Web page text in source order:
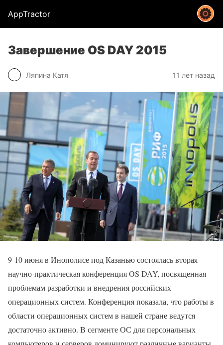
AppTractor
Завершение OS DAY 2015
Ляпина Катя 11 лет назад
9-10 июня в Инополисе под Казанью состоялась вторая
научно-практическая конференция OS DAY, посвященная
проблемам разработки и внедрения российских
операционных систем. Конференция показала, что работы в
области операционных систем в нашей стране ведутся
достаточно активно. В сегменте ОС для персональных